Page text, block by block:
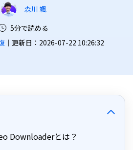
森川 颯
5分で読める
｜更新日：2026-07-22 10:26:32
Downloaderとは？